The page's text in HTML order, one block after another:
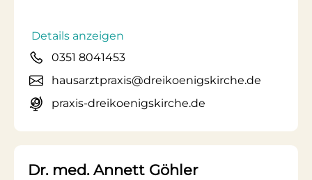
Details anzeigen
0351 8041453
hausarztpraxis@dreikoenigskirche.de
praxis-dreikoenigskirche.de
Dr. med. Annett Göhler